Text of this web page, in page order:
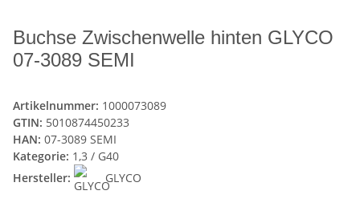
Buchse Zwischenwelle hinten GLYCO
07-3089 SEMI
Artikelnummer: 1000073089
GTIN: 5010874450233
HAN: 07-3089 SEMI
Kategorie: 1,3 / G40
Hersteller:
GLYCO